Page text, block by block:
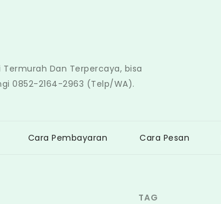
Dan Terpercaya, bisa
0852-2164-2963 (Telp/WA).
Cara Pembayaran Cara Pesan
TAG